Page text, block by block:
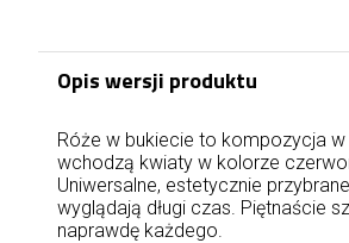
Opis wersji produktu
Róże w bukiecie to kompozycja w
wchodzą kwiaty w kolorze
Uniwersalne, estetycznie
wyglądają długi czas. Piętnaście
naprawdę każdego.